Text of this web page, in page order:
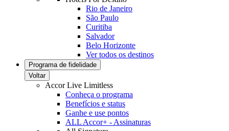
Rio de Janeiro
São Paulo
Curitiba
Salvador
Belo Horizonte
Ver todos os destinos
Programa de fidelidade
Voltar
Accor Live Limitless
Conheça o programa
Benefícios e status
Ganhe e use pontos
ALL Accor+ - Assinaturas